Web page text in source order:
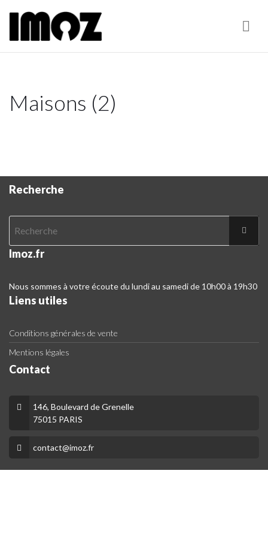
Maisons (2)
Recherche
Imoz.fr
Nous sommes à votre écoute du lundi au samedi de 10h00 à 19h30
Liens utiles
Conditions générales de vente
Mentions légales
Contact
146, Boulevard de Grenelle
75015 PARIS
contact@imoz.fr